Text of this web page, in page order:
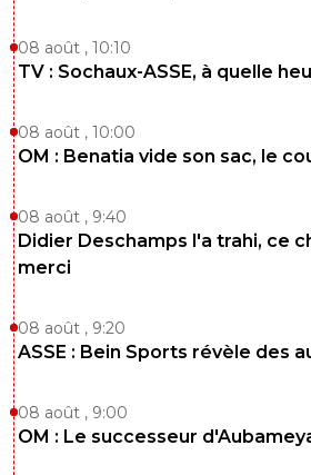
08 août , 10:10
TV : Sochaux-ASSE, à quelle
08 août , 10:00
OM : Benatia vide son sac, le
08 août , 9:40
Didier Deschamps l'a trahi, ce
merci
08 août , 9:20
ASSE : Bein Sports révèle des
08 août , 9:00
OM : Le successeur